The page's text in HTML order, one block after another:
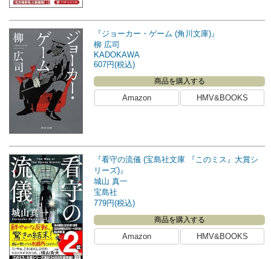
『ジョーカー・ゲーム (角川文庫)』
柳 広司
KADOKAWA
607円(税込)
商品を購入する
Amazon HMV&BOOKS
『看守の流儀 (宝島社文庫 『このミス』大賞シ
リーズ)』
城山 真一
宝島社
779円(税込)
商品を購入する
Amazon HMV&BOOKS